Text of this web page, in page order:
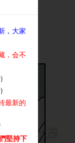
，大家
，会不
最新的
堅持下